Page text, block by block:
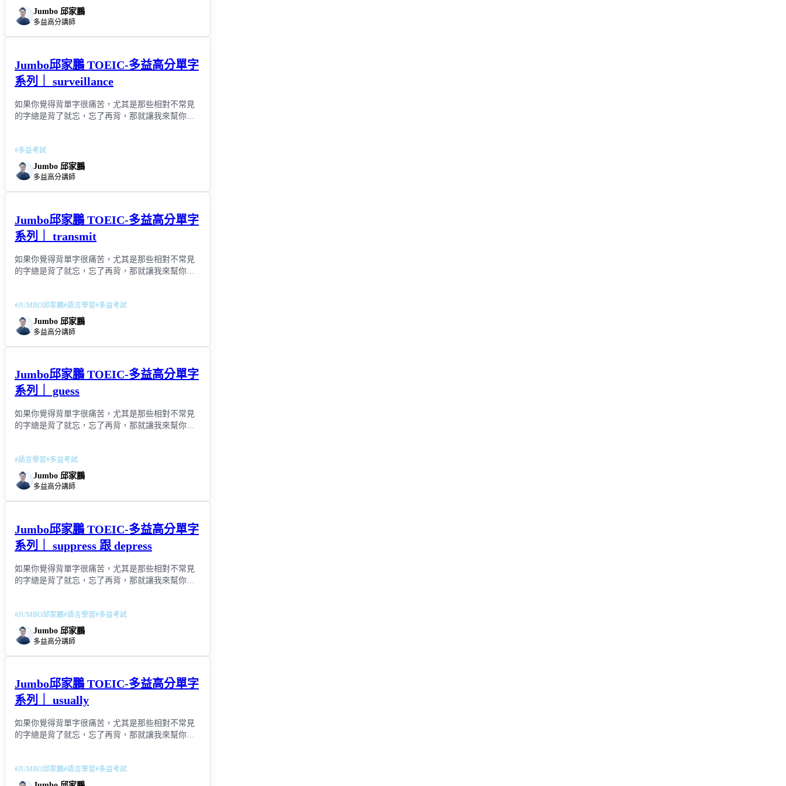
Jumbo 邱家鵬
多益高分講師
Jumbo邱家鵬 TOEIC-多益高分單字
系列｜ surveillance
如果你覺得背單字很痛苦，尤其是那些相對不常見
的字總是背了就忘，忘了再背，那就讓我來幫你用
#多益考試
Jumbo 邱家鵬
多益高分講師
Jumbo邱家鵬 TOEIC-多益高分單字
系列｜ transmit
如果你覺得背單字很痛苦，尤其是那些相對不常見
的字總是背了就忘，忘了再背，那就讓我來幫你用
#JUMBO邱家鵬#語言學習#多益考試
Jumbo 邱家鵬
多益高分講師
Jumbo邱家鵬 TOEIC-多益高分單字
系列｜ guess
如果你覺得背單字很痛苦，尤其是那些相對不常見
的字總是背了就忘，忘了再背，那就讓我來幫你用
#語言學習#多益考試
Jumbo 邱家鵬
多益高分講師
Jumbo邱家鵬 TOEIC-多益高分單字
系列｜ suppress 跟 depress
如果你覺得背單字很痛苦，尤其是那些相對不常見
的字總是背了就忘，忘了再背，那就讓我來幫你用
#JUMBO邱家鵬#語言學習#多益考試
Jumbo 邱家鵬
多益高分講師
Jumbo邱家鵬 TOEIC-多益高分單字
系列｜ usually
如果你覺得背單字很痛苦，尤其是那些相對不常見
的字總是背了就忘，忘了再背，那就讓我來幫你用
#JUMBO邱家鵬#語言學習#多益考試